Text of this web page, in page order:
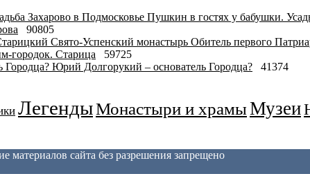
Пушкин в гостях у бабушки.
90805
Обитель первого
городок. Старица
59725
Юрий Долгорукий – основатель Городца?
41374
ЛегендыМонастыри и храмыМузеи
материалов сайта без разрешения запрещено